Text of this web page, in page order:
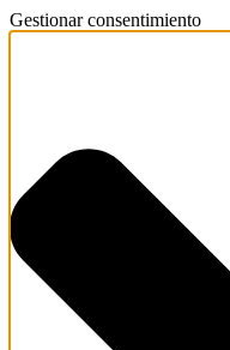
Gestionar consentimiento